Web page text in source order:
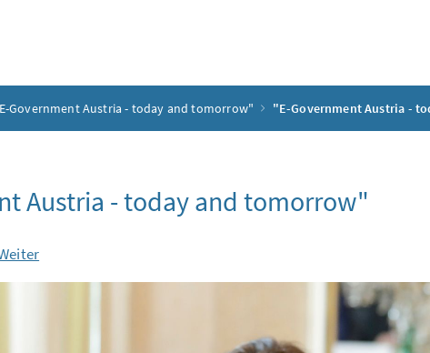
Government Austria - today and tomorrow" "E-Government Austria -
Austria - today and tomorrow"